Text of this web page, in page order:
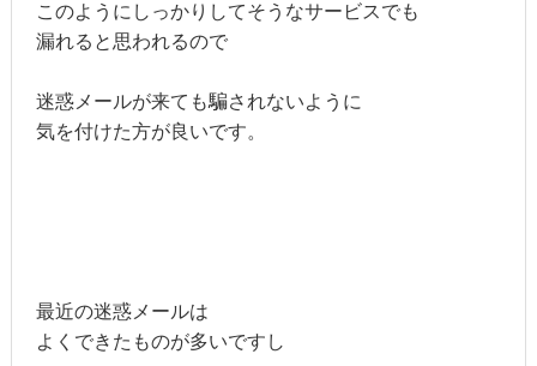
このようにしっかりしてそうなサービスでも
漏れると思われるので
迷惑メールが来ても騙されないように
気を付けた方が良いです。
最近の迷惑メールは
よくできたものが多いですし